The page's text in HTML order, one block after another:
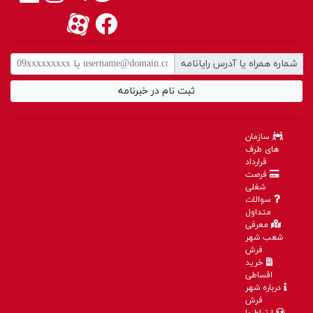
شماره همراه یا آدرس رایانامه
ثبت نام در خبرنامه
سازمان
های طرف
قرارداد
فرصت
شغلی
سوالات
متداول
معرفی
شعب شهر
فرش
خرید
اقساطی
درباره شهر
فرش